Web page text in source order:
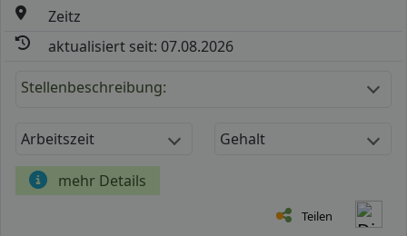
Zeitz
aktualisiert seit: 07.08.2026
Stellenbeschreibung:
Arbeitszeit Gehalt
mehr Details
Teilen